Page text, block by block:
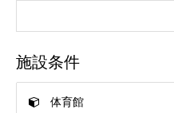
施設条件
体育館